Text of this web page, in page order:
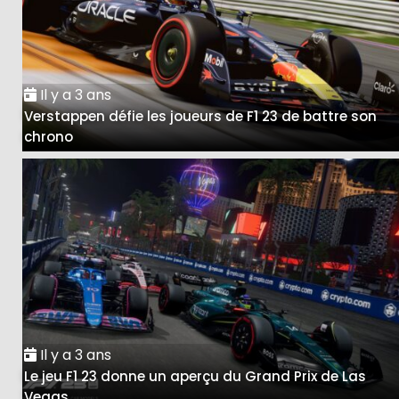
Il y a 3 ans
Verstappen défie les joueurs de F1 23 de battre son
chrono
Il y a 3 ans
Le jeu F1 23 donne un aperçu du Grand Prix de Las